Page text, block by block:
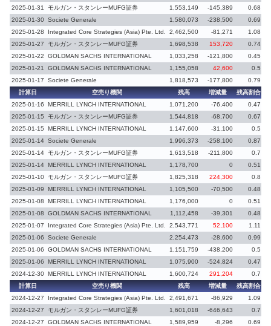
2025-01-31
モルガン・スタンレーMUFG証券 1,553,149 -145,389 0.68
2025-01-30 Societe Generale 1,580,073 -238,500
0.69
2025-01-28
Integrated Core Strategies (Asia) Pte. Ltd. 2,462,500 -81,271 1.08
2025-01-27
モルガン・スタンレーMUFG証券 1,698,538 153,720 0.74
2025-01-22
GOLDMAN SACHS INTERNATIONAL 1,033,258 -121,800 0.45
2025-01-21
GOLDMAN SACHS INTERNATIONAL 1,155,058 42,600 0.5
2025-01-17
Societe Generale 1,818,573 -177,800 0.79
計算日
空売り機関 残高 増減量 残高割合
2025-01-16
MERRILL LYNCH INTERNATIONAL 1,071,200 -76,400 0.47
2025-01-15
モルガン・スタンレーMUFG証券 1,544,818 -68,700 0.67
2025-01-15
MERRILL LYNCH INTERNATIONAL 1,147,600 -31,100 0.5
2025-01-14 Societe Generale 1,996,373 -258,100 0.87
2025-01-14 モルガン・スタンレーMUFG証券 1,613,518 -211,800
0.7
2025-01-14 MERRILL LYNCH INTERNATIONAL 1,178,700 0 0.51
2025-01-10 モルガン・スタンレーMUFG証券 1,825,318 224,300
0.8
2025-01-09
MERRILL LYNCH INTERNATIONAL 1,105,500 -70,500 0.48
2025-01-08
MERRILL LYNCH INTERNATIONAL 1,176,000 0 0.51
2025-01-08
GOLDMAN SACHS INTERNATIONAL 1,112,458 -39,301 0.48
2025-01-07
Integrated Core Strategies (Asia) Pte. Ltd. 2,543,771 52,100 1.11
2025-01-06
Societe Generale 2,254,473 -28,600 0.99
2025-01-06
GOLDMAN SACHS INTERNATIONAL 1,151,759 -438,200 0.5
2025-01-06
MERRILL LYNCH INTERNATIONAL 1,075,900 -524,824 0.47
2024-12-30 MERRILL LYNCH INTERNATIONAL 1,600,724 291,204 0.7
計算日
空売り機関 残高 増減量 残高割合
2024-12-27
Integrated Core Strategies (Asia) Pte. Ltd. 2,491,671 -86,929 1.09
2024-12-27
モルガン・スタンレーMUFG証券 1,601,018 -646,643 0.7
2024-12-27
GOLDMAN SACHS INTERNATIONAL 1,589,959 -8,296 0.69